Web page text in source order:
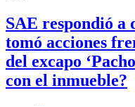
SAE respondió a
tomó acciones
del excapo
con el inmueble?